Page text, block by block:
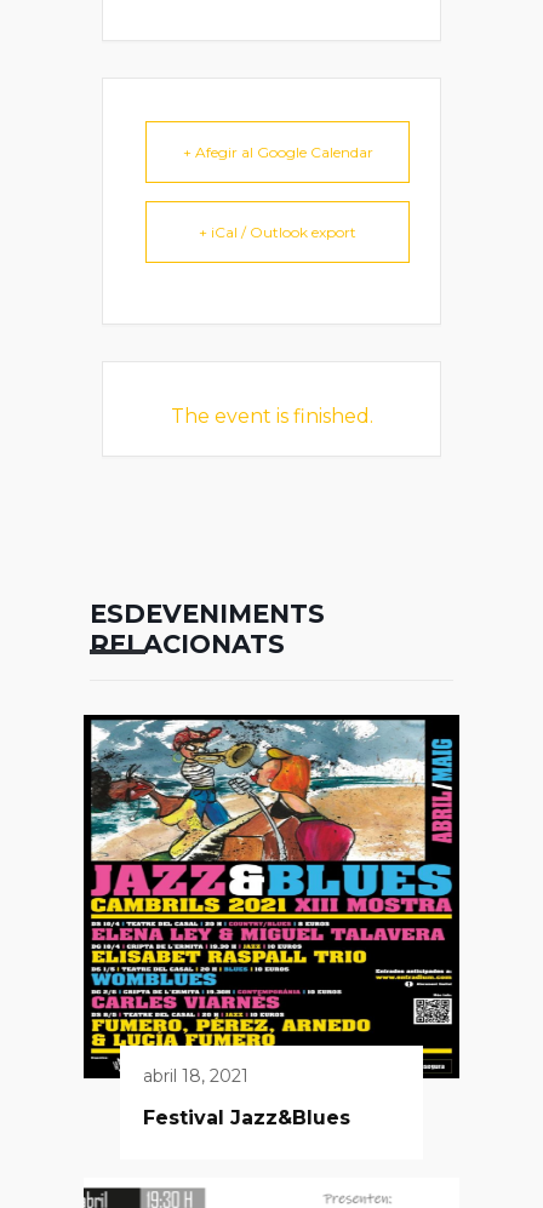
+ Afegir al Google Calendar
+ iCal / Outlook export
The event is finished.
ESDEVENIMENTS
RELACIONATS
abril 18, 2021
Festival Jazz&Blues